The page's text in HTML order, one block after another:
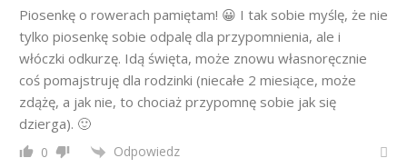
Piosenkę o rowerach pamiętam! 😀 I tak sobie myślę, że nie
tylko piosenkę sobie odpalę dla przypomnienia, ale i
włóczki odkurzę. Idą święta, może znowu własnoręcznie
coś pomajstruję dla rodzinki (niecałe 2 miesiące, może
zdążę, a jak nie, to chociaż przypomnę sobie jak się
dzierga). 🙂
0 Odpowiedz